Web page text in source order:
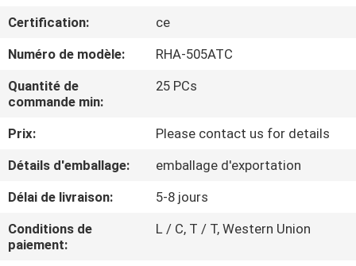
VISITE
D'USINE
CONTRÔLE
DE
LA
QUALITÉ
CONTACT
Certification:
ce
Numéro de modèle:
RHA-505ATC
Quantité de
commande min:
25 PCs
Prix:
Please contact us for details
Détails d'emballage:
emballage d'exportation
Délai de livraison:
5-8 jours
Conditions de
paiement:
L / C, T / T, Western Union